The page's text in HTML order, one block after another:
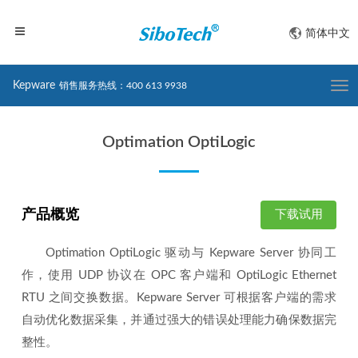
简体中文
Kepware 销售服务热线：400 613 9938
Optimation OptiLogic
产品概览 下载试用
Optimation OptiLogic 驱动与 Kepware Server 协同工
作，使用 UDP 协议在 OPC 客户端和 OptiLogic Ethernet
RTU 之间交换数据。Kepware Server 可根据客户端的需求
自动优化数据采集，并通过强大的错误处理能力确保数据完
整性。